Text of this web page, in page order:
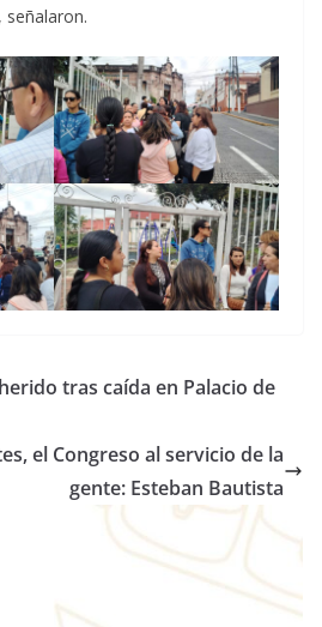
señalaron.
tras caída en Palacio de
el Congreso al servicio de la
gente: Esteban Bautista